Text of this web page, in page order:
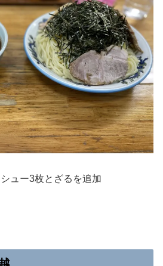
ュー3枚とざるを追加